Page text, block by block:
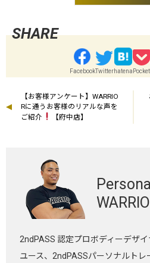
FacebookTwitterhatena Pocket
【お客様アンケート】WARRIO
Rに通うお客様のリアルな声を
ご紹介
【府中店】
2ndPASS 認定プロボディーデザ
ユース、2ndPASSパーソナルト